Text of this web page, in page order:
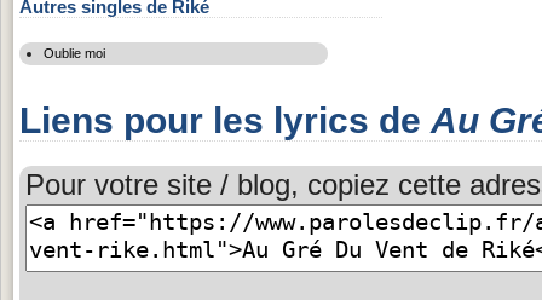
Autres singles de Riké
Oublie moi
Liens pour les lyrics de Au
Pour votre site / blog, copiez cette